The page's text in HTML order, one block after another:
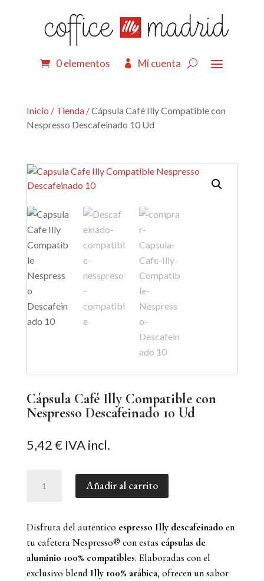
0 elementos Mi cuenta
Inicio / Tienda/ Cápsula Café Illy Compatible con
Nespresso Descafeinado 10 Ud
Cápsula Café Illy Compatible con
Nespresso Descafeinado 10 Ud
5,42€ IVA incl.
Café
con
Nespresso
Descafeinado
10
Añadir al carrito
Disfruta del auténtico espresso Illy descafeinado en
tu cafetera Nespresso® con estas cápsulas de
aluminio 100% compatibles. Elaboradas con el
exclusivo blend Illy 100% arábica, ofrecen un sabor